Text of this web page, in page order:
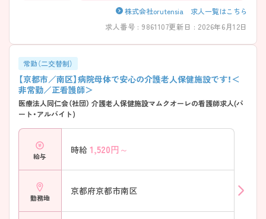
株式会社orutensia 求人一覧はこちら
求人番号 : 9861107更新日 : 2026年6月12日
常勤（二交替制）
【京都市／南区】病院母体で安心の介護老人保健施設です！＜
非常勤／正看護師＞
医療法人同仁会（社団） 介護老人保健施設マムクオーレの看護師求人(パ
ート・アルバイト)
給与
時給 1,520円～
勤務地
京都府京都市南区